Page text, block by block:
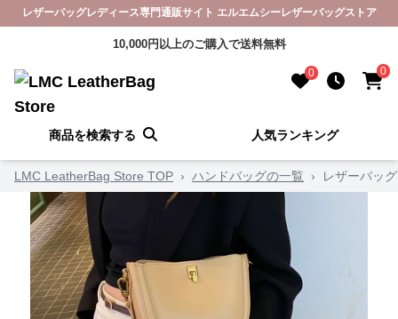
レザーバッグレディース専門通販サイト エルエムシーレザーバッグストア
10,000円以上のご購入で送料無料
0 0
商品を検索する 人気ランキング
LMC LeatherBag Store TOP › ハンドバッグの一覧 › レザーバッ